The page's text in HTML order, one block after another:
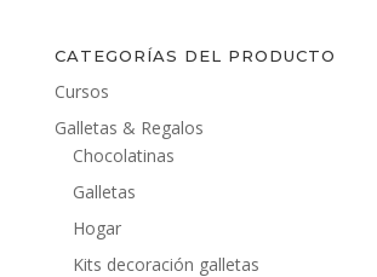
CATEGORÍAS DEL PRODUCTO
Cursos
Galletas & Regalos
Chocolatinas
Galletas
Hogar
Kits decoración galletas